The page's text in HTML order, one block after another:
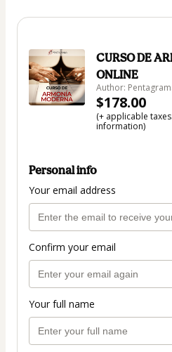
CURSO DE
ONLINE
Author:
$178.00
(+ applicable taxes.
information)
Personal info
Your email address
Confirm your email
Your full name